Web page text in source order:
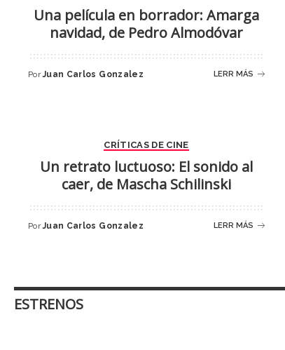
Una película en borrador: Amarga
navidad, de Pedro Almodóvar
Por Juan Carlos Gonzalez LERR MÁS
CRÍTICAS DE CINE
Un retrato luctuoso: El sonido al
caer, de Mascha Schilinski
Por Juan Carlos Gonzalez LERR MÁS
ESTRENOS